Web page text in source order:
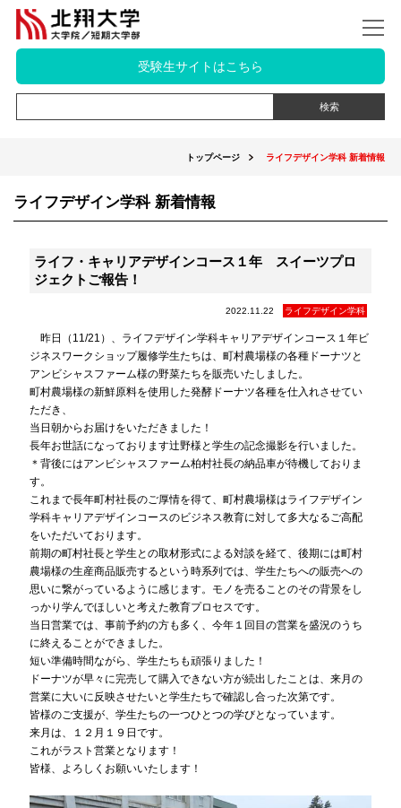
受験生サイトはこちら
トップページ ライフデザイン学科 新着情報
ライフデザイン学科 新着情報
ライフ・キャリアデザインコース１年 スイーツプロ
ジェクトご報告！
2022.11.22 ライフデザイン学科
昨日（11/21）、ライフデザイン学科キャリアデザインコース１年ビ
ジネスワークショップ履修学生たちは、町村農場様の各種ドーナツと
アンビシャスファーム様の野菜たちを販売いたしました。
町村農場様の新鮮原料を使用した発酵ドーナツ各種を仕入れさせてい
ただき、
当日朝からお届けをいただきました！
長年お世話になっております辻野様と学生の記念撮影を行いました。
＊背後にはアンビシャスファーム柏村社長の納品車が待機しておりま
す。
これまで長年町村社長のご厚情を得て、町村農場様はライフデザイン
学科キャリアデザインコースのビジネス教育に対して多大なるご高配
をいただいております。
前期の町村社長と学生との取材形式による対談を経て、後期には町村
農場様の生産商品販売するという時系列では、学生たちへの販売への
思いに繋がっているように感じます。モノを売ることのその背景をし
っかり学んでほしいと考えた教育プロセスです。
当日営業では、事前予約の方も多く、今年１回目の営業を盛況のうち
に終えることができました。
短い準備時間ながら、学生たちも頑張りました！
ドーナツが早々に完売して購入できない方が続出したことは、来月の
営業に大いに反映させたいと学生たちで確認し合った次第です。
皆様のご支援が、学生たちの一つひとつの学びとなっています。
来月は、１２月１９日です。
これがラスト営業となります！
皆様、よろしくお願いいたします！